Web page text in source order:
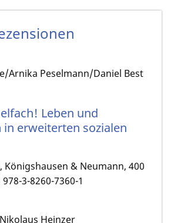
Arnika Peselmann/Daniel Best
Leben und
erweiterten sozialen
Königshausen & Neumann, 400
3-8260-7360-1
Heinzer